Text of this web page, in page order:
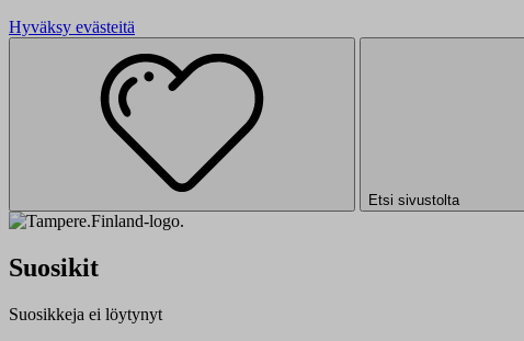
Hyväksy evästeitä
Etsi sivustolta
Suosikit
Suosikkeja ei löytynyt